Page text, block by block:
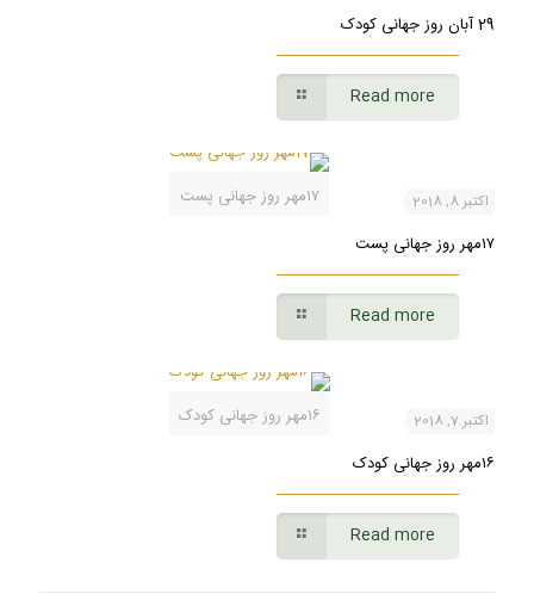
29 آبان روز جهانی کودک
Read more
۱۷مهر روز جهانی پست اکتبر 8, 2018
۱۷مهر روز جهانی پست
Read more
۱۶مهر روز جهانی کودک اکتبر 7, 2018
۱۶مهر روز جهانی کودک
Read more